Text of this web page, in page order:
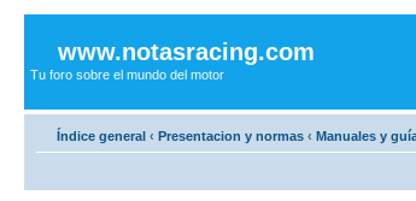
www.notasracing.com
Tu foro sobre el mundo del motor
Índice general ‹ Presentacion y normas ‹ Manuales y